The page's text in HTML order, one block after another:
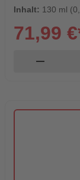
Inhalt: 130 ml
71,99
remove